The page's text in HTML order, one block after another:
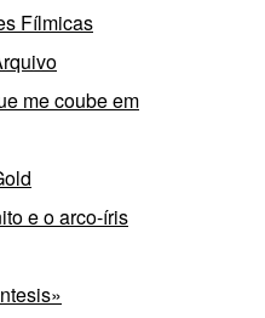
Fílmicas
me coube em
e o arco-íris